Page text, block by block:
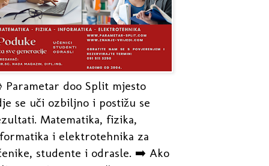
Parametar doo Split mjesto
se uči ozbiljno i postižu se
Matematika, fizika,
i elektrotehnika za
studente i odrasle. ➡️ Ako